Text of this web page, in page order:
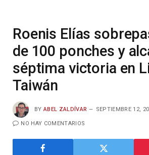
Roenis Elías
de 100 ponches y
séptima victoria en
Taiwán
BY ABEL ZALDÍVAR SEPTIEMBRE 12,
NO HAY COMENTARIOS